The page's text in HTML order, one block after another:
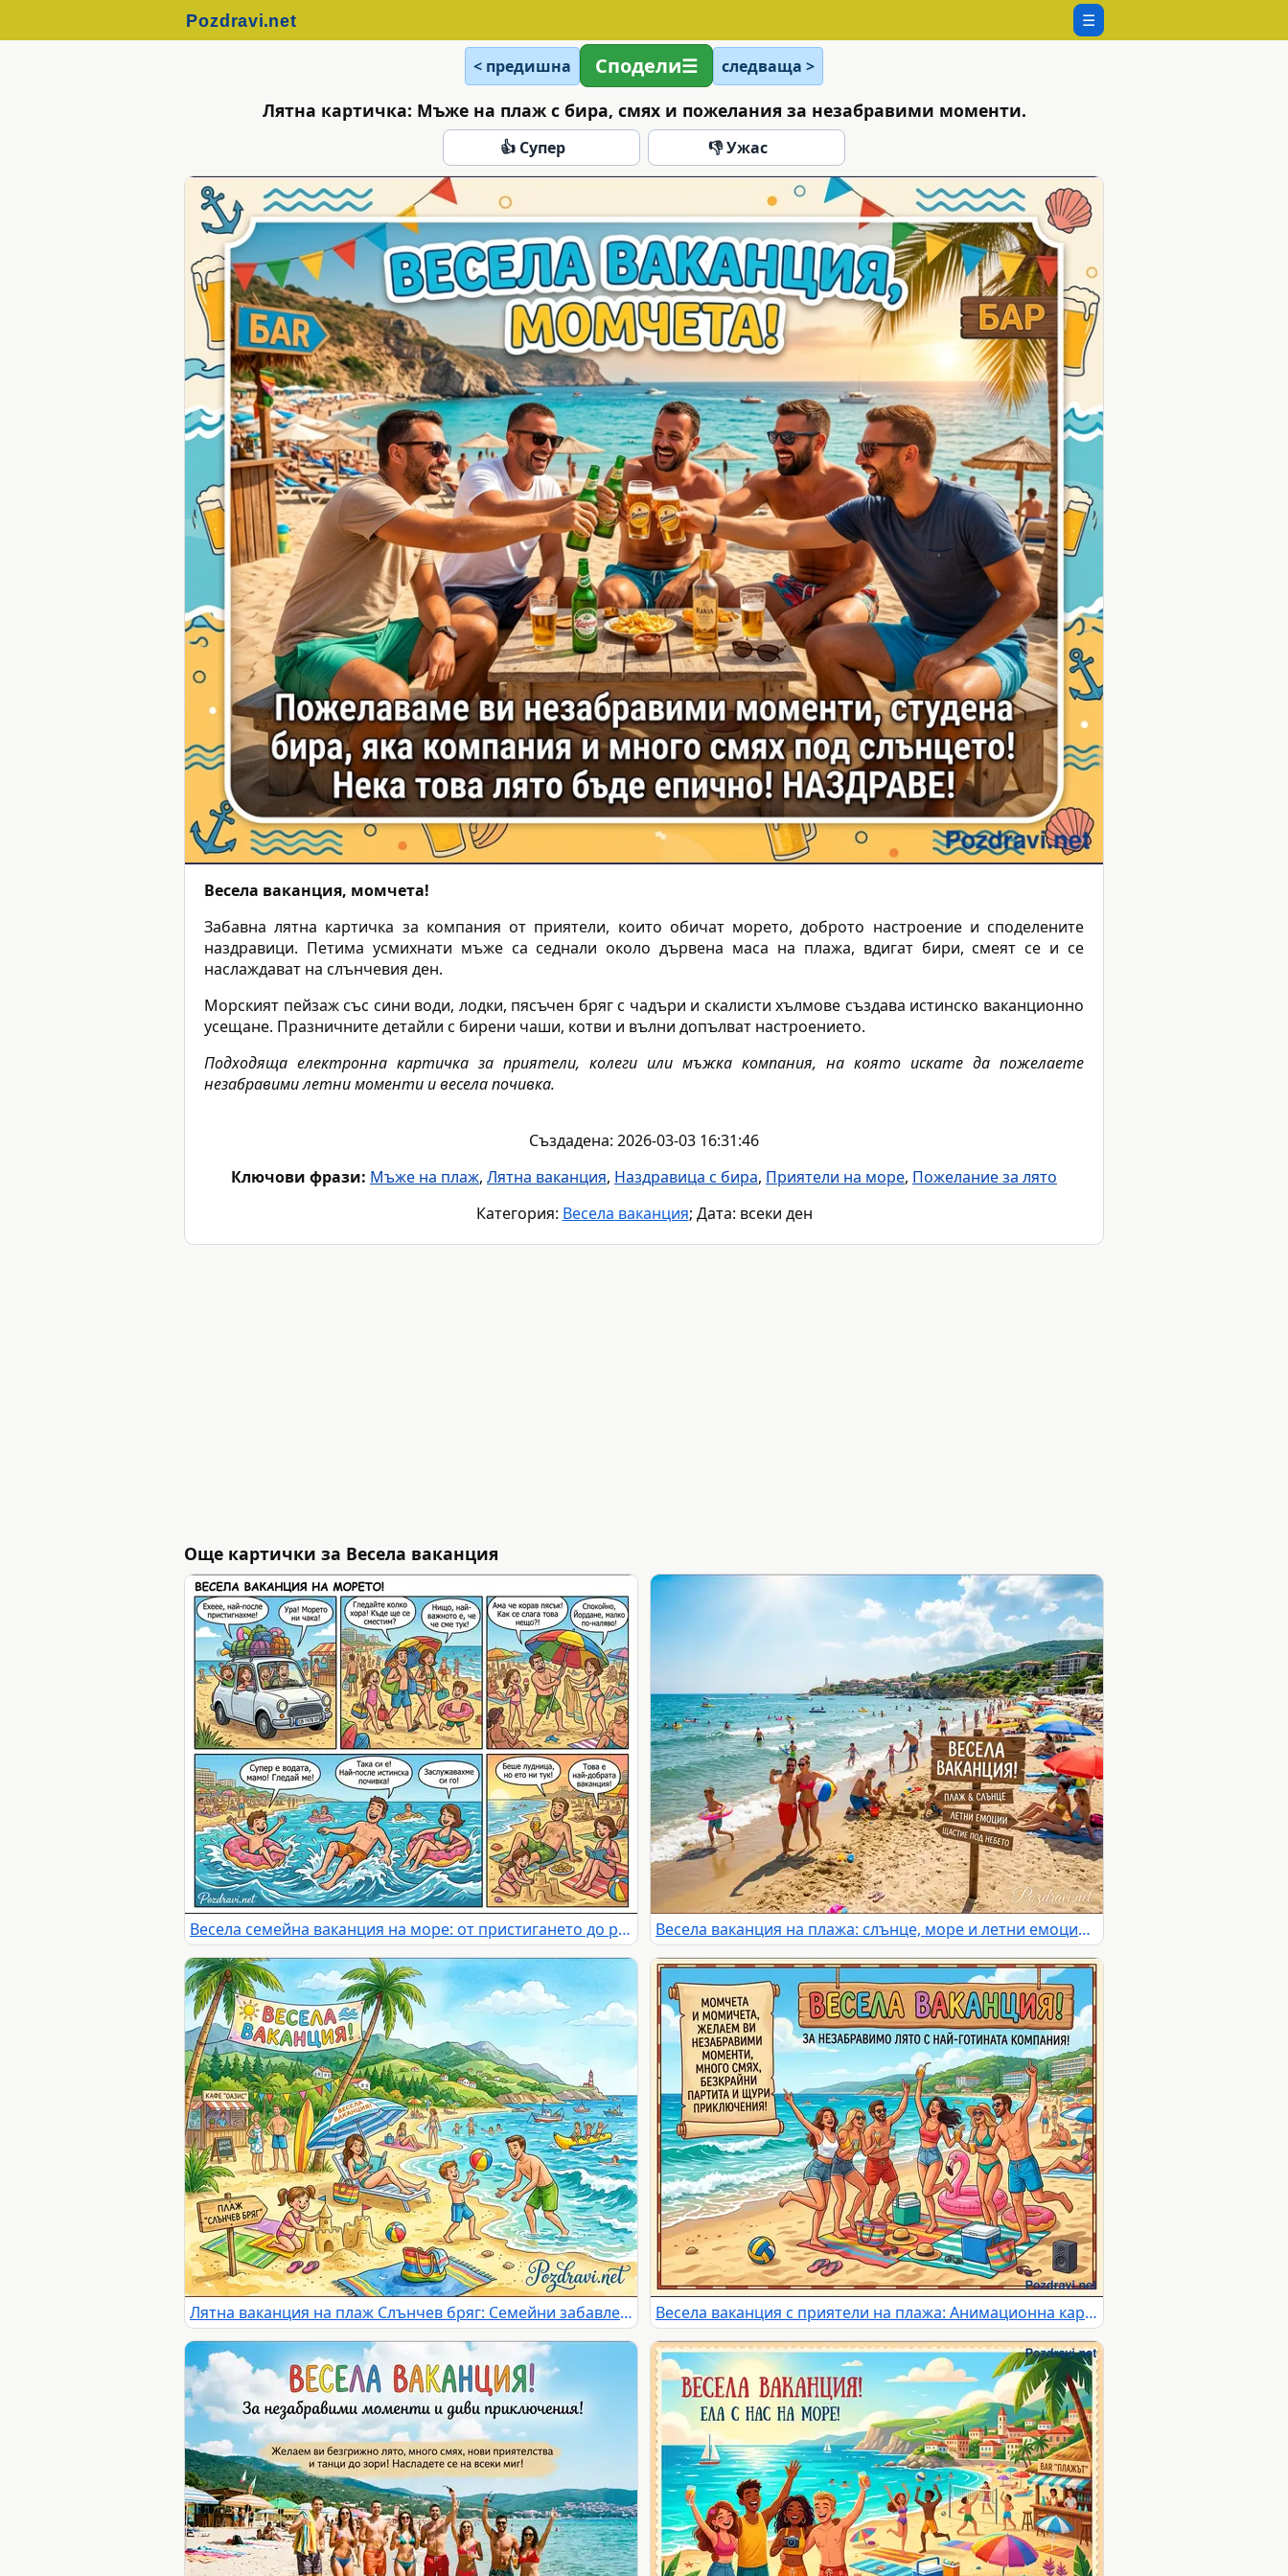
☰
< предишна Сподели следваща >
Лятна картичка: Мъже на плаж с бира, смях и пожелания за незабравими моменти.
👍 Супер 👎 Ужас
Весела ваканция, момчета!
Забавна лятна картичка за компания от приятели, които обичат морето, доброто настроение и споделените
наздравици. Петима усмихнати мъже са седнали около дървена маса на плажа, вдигат бири, смеят се и се
наслаждават на слънчевия ден.
Морският пейзаж със сини води, лодки, пясъчен бряг с чадъри и скалисти хълмове създава истинско ваканционно
усещане. Празничните детайли с бирени чаши, котви и вълни допълват настроението.
Подходяща електронна картичка за приятели, колеги или мъжка компания, на която искате да пожелаете
незабравими летни моменти и весела почивка.
Създадена: 2026-03-03 16:31:46
Ключови фрази: Мъже на плаж, Лятна ваканция, Наздравица с бира, Приятели на море, Пожелание за лято
Категория: Весела ваканция; Дата: всеки ден
Още картички за Весела ваканция
Весела семейна ваканция на море: от пристигането до релакса на плажа. Весела ваканция на плажа: слънце, море и летни емоции под синьото небе.
Лятна ваканция на плаж Слънчев бряг: Семейни забавления и морски приключения под слънцето. Весела ваканция с приятели на плажа: Анимационна картичка с пожелания за незабравимо лято и партита.